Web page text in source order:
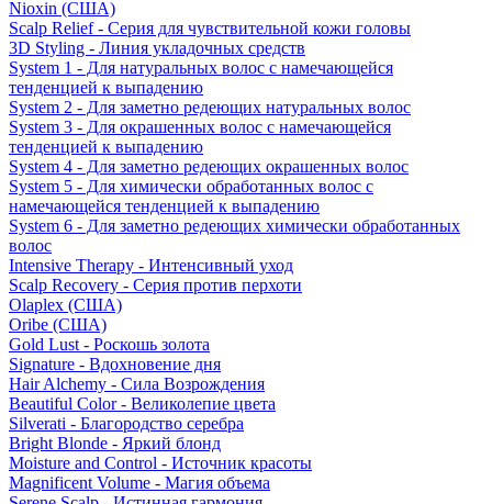
Nioxin (США)
Scalp Relief - Серия для чувствительной кожи головы
3D Styling - Линия укладочных средств
System 1 - Для натуральных волос с намечающейся
тенденцией к выпадению
System 2 - Для заметно редеющих натуральных волос
System 3 - Для окрашенных волос с намечающейся
тенденцией к выпадению
System 4 - Для заметно редеющих окрашенных волос
System 5 - Для химически обработанных волос с
намечающейся тенденцией к выпадению
System 6 - Для заметно редеющих химически обработанных
волос
Intensive Therapy - Интенсивный уход
Scalp Recovery - Серия против перхоти
Olaplex (США)
Oribe (США)
Gold Lust - Роскошь золота
Signature - Вдохновение дня
Hair Alchemy - Сила Возрождения
Beautiful Color - Великолепие цвета
Silverati - Благородство серебра
Bright Blonde - Яркий блонд
Moisture and Control - Источник красоты
Magnificent Volume - Магия объема